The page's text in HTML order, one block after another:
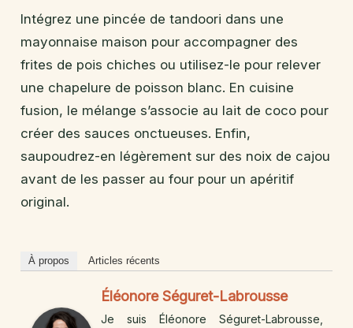
Intégrez une pincée de tandoori dans une
mayonnaise maison pour accompagner des
frites de pois chiches ou utilisez-le pour relever
une chapelure de poisson blanc. En cuisine
fusion, le mélange s’associe au lait de coco pour
créer des sauces onctueuses. Enfin,
saupoudrez-en légèrement sur des noix de cajou
avant de les passer au four pour un apéritif
original.
À propos Articles récents
Éléonore Séguret-Labrousse
Je suis Éléonore Séguret-Labrousse,